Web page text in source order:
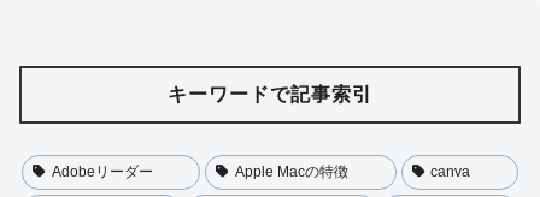
キーワードで記事索引
Adobeリーダー Apple Macの特徴 canva